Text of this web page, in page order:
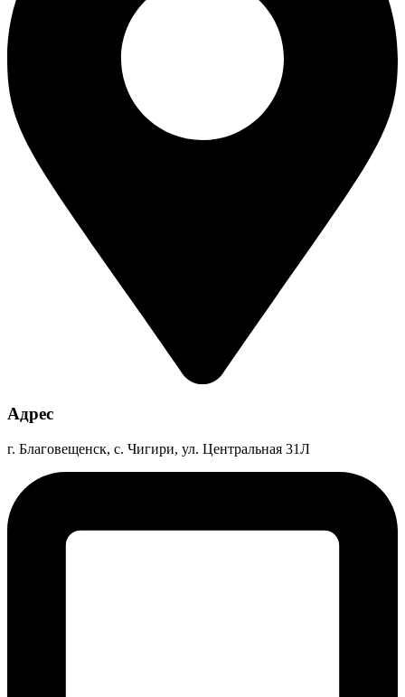
Адрес
г. Благовещенск, с. Чигири, ул. Центральная 31Л